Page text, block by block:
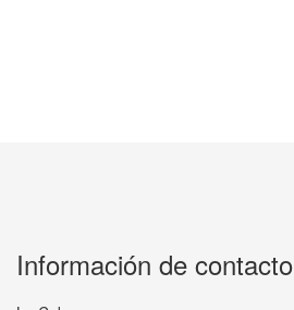
Información de contacto